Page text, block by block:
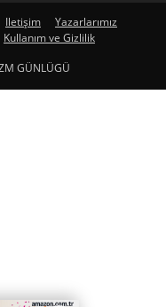
Iletişim
Yazarlarımız
Kullanım ve Gizlilik
GÜNLÜGÜ